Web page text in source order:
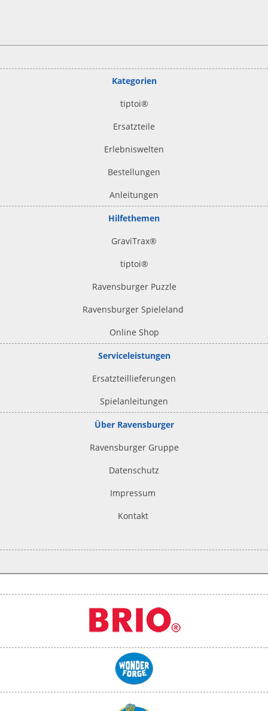
Kategorien
tiptoi®
Ersatzteile
Erlebniswelten
Bestellungen
Anleitungen
Hilfethemen
GraviTrax®
tiptoi®
Ravensburger Puzzle
Ravensburger Spieleland
Online Shop
Serviceleistungen
Ersatzteillieferungen
Spielanleitungen
Über Ravensburger
Ravensburger Gruppe
Datenschutz
Impressum
Kontakt